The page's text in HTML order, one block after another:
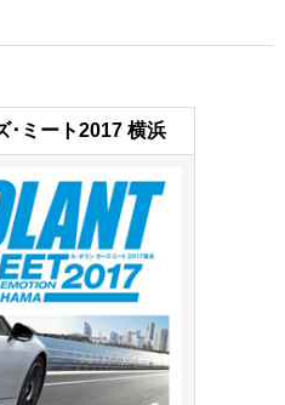
･ミート2017 横浜